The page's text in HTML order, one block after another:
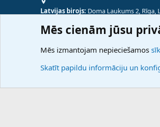
Latvijas birojs: Doma Laukums 2, Rīga,
Mēs cienām jūsu
Mēs izmantojam nepieciešamos
Skatīt papildu informāciju un